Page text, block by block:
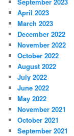
April 2023
March 2023
December 2022
November 2022
October 2022
August 2022
July 2022
June 2022
May 2022
November 2021
October 2021
September 2021